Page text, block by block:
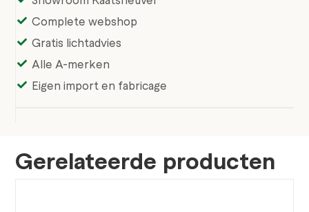
Complete webshop
Gratis lichtadvies
Alle A-merken
Eigen import en fabricage
Gerelateerde producten